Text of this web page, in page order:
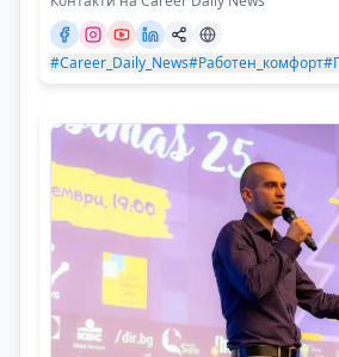
#Career_Daily_News#Работен_комфорт